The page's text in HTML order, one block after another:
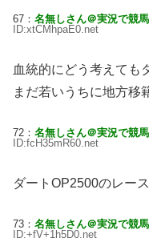
67： 名無しさん＠実況で競
ID:xtCMhpaE0.net
血統的にどう考えても
まだ若いうちに地方移
72： 名無しさん＠実況で競
ID:fcH35mR60.net
ダートOP2500のレー
73： 名無しさん＠実況で競
ID:+fV+1h5D0.net